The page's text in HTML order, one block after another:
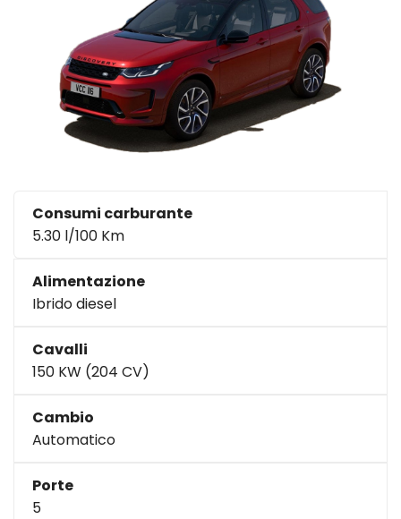
Consumi carburante
5.30 l/100 Km
Alimentazione
Ibrido diesel
Cavalli
150 KW (204 CV)
Cambio
Automatico
Porte
5